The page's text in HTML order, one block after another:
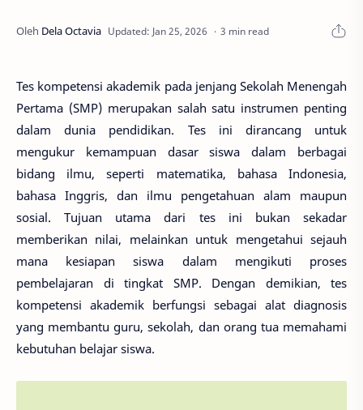
3 min read
Tes kompetensi akademik pada jenjang Sekolah Menengah
Pertama (SMP) merupakan salah satu instrumen penting
dalam dunia pendidikan. Tes ini dirancang untuk
mengukur kemampuan dasar siswa dalam berbagai
bidang ilmu, seperti matematika, bahasa Indonesia,
bahasa Inggris, dan ilmu pengetahuan alam maupun
sosial. Tujuan utama dari tes ini bukan sekadar
memberikan nilai, melainkan untuk mengetahui sejauh
mana kesiapan siswa dalam mengikuti proses
pembelajaran di tingkat SMP. Dengan demikian, tes
kompetensi akademik berfungsi sebagai alat diagnosis
yang membantu guru, sekolah, dan orang tua memahami
kebutuhan belajar siswa.